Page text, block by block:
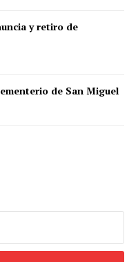
y retiro de
de San Miguel